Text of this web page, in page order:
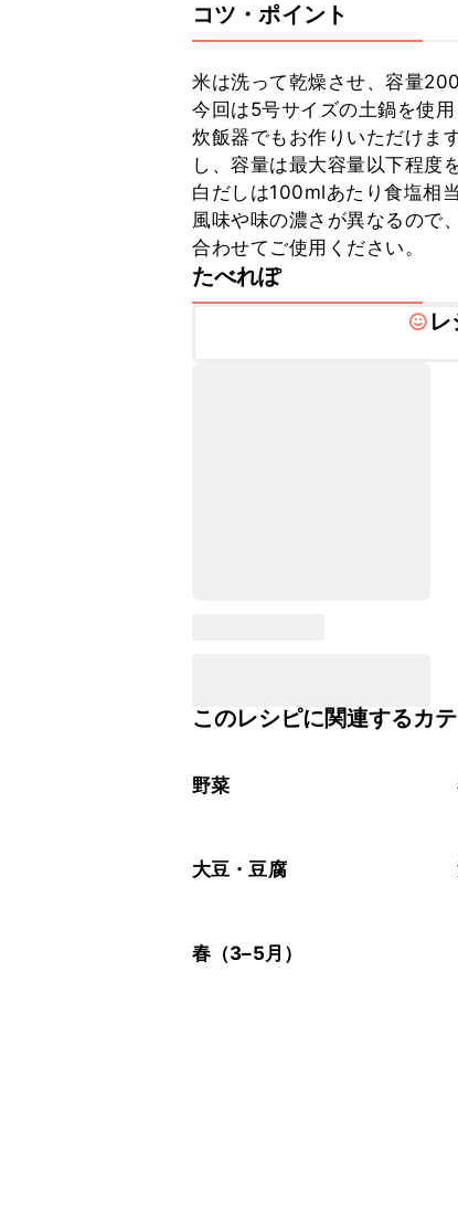
コツ・ポイント
米は洗って乾燥させ、容量
今回は5号サイズの土鍋を使用
炊飯器でもお作りいただけま
し、容量は最大容量以下程度
白だしは100mlあたり食塩相
風味や味の濃さが異なるので
合わせてご使用ください。
たべれぽ
このレシピに関連するカ
野菜
大豆・豆腐
春（3–5月）